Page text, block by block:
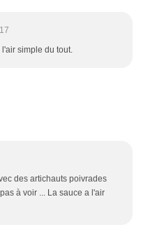
simple du tout.
des artichauts poivrades
à voir ... La sauce a l'air